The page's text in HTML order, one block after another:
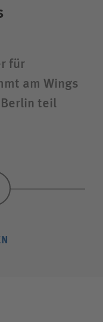
für
am Wings
teil